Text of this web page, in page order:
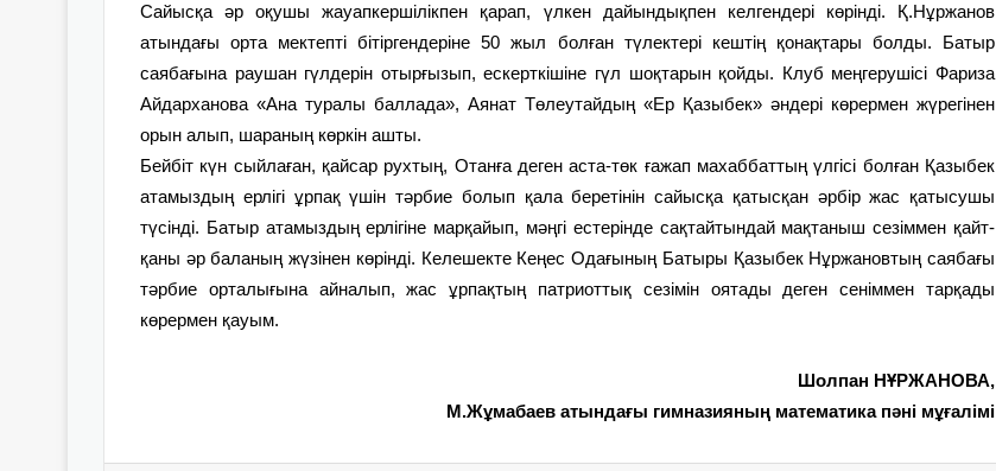
Сайысқа әр оқушы жауапкершілікпен қарап, үлкен дайындықпен келгендері көрінді. Қ.Нұржанов
атындағы орта мектепті бітіргендеріне 50 жыл болған түлектері кештің қонақтары болды. Батыр
саябағына раушан гүлдерін отырғызып, ескерткішіне гүл шоқтарын қойды. Клуб меңгерушісі Фариза
Айдарханова «Ана туралы баллада», Аянат Төлеутайдың «Ер Қазыбек» әндері көрермен жүрегінен
орын алып, шараның көркін ашты.
Бейбіт күн сыйлаған, қайсар рухтың, Отанға деген аста-төк ғажап махаббаттың үлгісі болған Қазыбек
атамыздың ерлігі ұрпақ үшін тәрбие болып қала беретінін сайысқа қатысқан әрбір жас қатысушы
түсінді. Батыр атамыздың ерлігіне марқайып, мәңгі естерінде сақтайтындай мақтаныш сезіммен қайт­
қаны әр баланың жүзінен көрінді. Келешекте Кеңес Одағының Батыры Қазыбек Нұржановтың саябағы
тәрбие орталығына айналып, жас ұрпақтың патриоттық сезімін оятады деген сеніммен тарқады
көрермен қауым.
Шолпан НҰРЖАНОВА,
М.Жұмабаев атындағы гимназияның математика пәні мұғалімі